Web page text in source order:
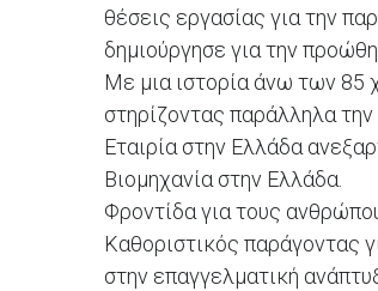
θέσεις εργασίας για την
δημιούργησε για την
Με μια ιστορία άνω των 85
στηρίζοντας παράλληλα
Εταιρία στην Ελλάδα
Βιομηχανία στην Ελλάδα.
Φροντίδα για τους
Καθοριστικός παράγοντας
στην επαγγελματική